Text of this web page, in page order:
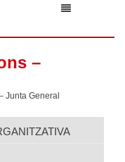
–
Junta General